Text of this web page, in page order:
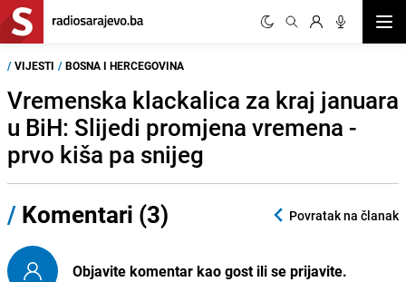
/ VIJESTI / BOSNA I HERCEGOVINA
Vremenska klackalica za kraj januara
u BiH: Slijedi promjena vremena -
prvo kiša pa snijeg
/ Komentari (3) Povratak na članak
Objavite komentar kao gost ili se prijavite.